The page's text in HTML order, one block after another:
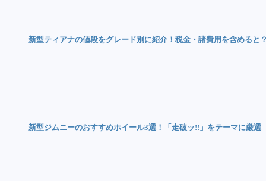
新型ティアナの値段をグレード別に紹介！税金・諸費用を含めると
新型ジムニーのおすすめホイール3選！「走破ッ!!」をテーマに厳選